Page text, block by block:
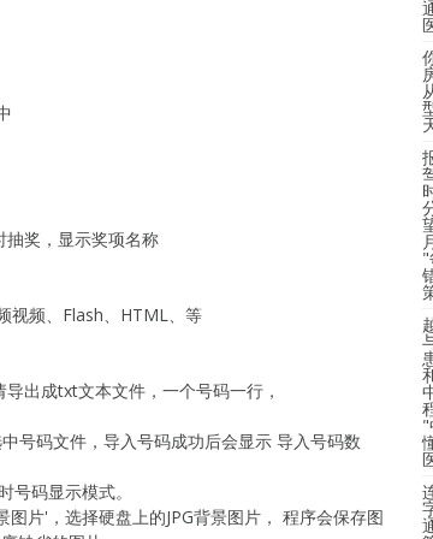
抽奖，显示奖项名称
视频、Flash、HTML、等
出成txt文本文件，一个号码一行，
号码文件，导入号码成功后会显示 导入号码数
号码显示模式。
片'，选择硬盘上的JPG背景图片， 程序会保存图
"
"